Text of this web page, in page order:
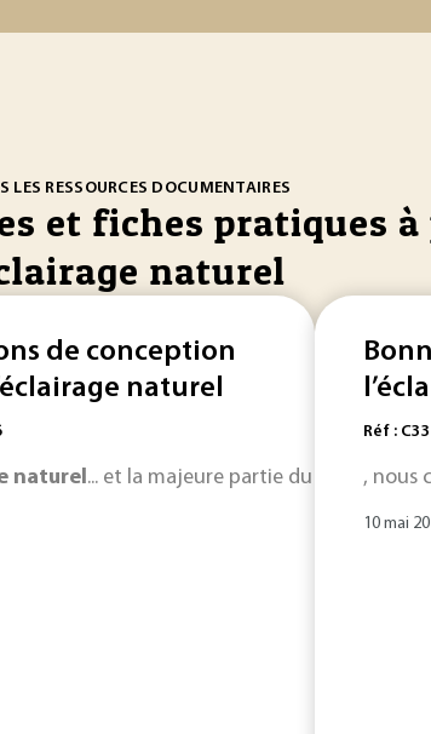
LES RESSOURCES DOCUMENTAIRES
et fiches pratiques à
naturel
l'éclairage naturelest suffisant. Toute la
de conception
naturel
naturel... et la majeure partie du local
Réf :
, nous
10 mai